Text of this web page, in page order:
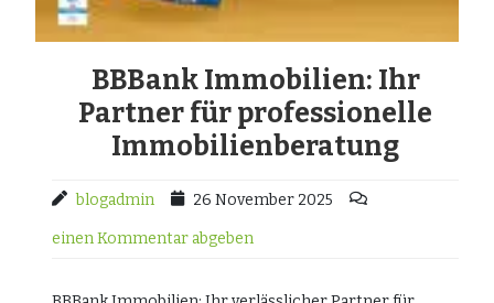
BBBank Immobilien: Ihr
Partner für professionelle
Immobilienberatung
blogadmin 26 November 2025
einen Kommentar abgeben